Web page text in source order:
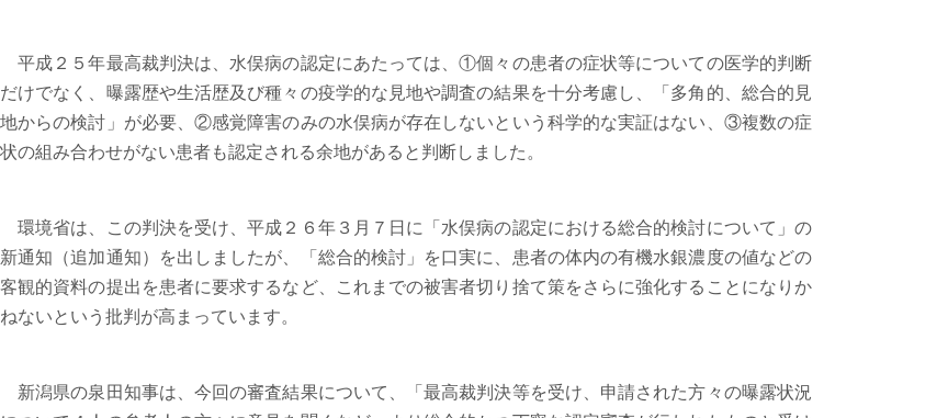
平成２５年最高裁判決は、水俣病の認定にあたっては、①個々の患者の症状等についての医学的判断
だけでなく、曝露歴や生活歴及び種々の疫学的な見地や調査の結果を十分考慮し、「多角的、総合的見
地からの検討」が必要、②感覚障害のみの水俣病が存在しないという科学的な実証はない、③複数の症
状の組み合わせがない患者も認定される余地があると判断しました。
環境省は、この判決を受け、平成２６年３月７日に「水俣病の認定における総合的検討について」の
新通知（追加通知）を出しましたが、「総合的検討」を口実に、患者の体内の有機水銀濃度の値などの
客観的資料の提出を患者に要求するなど、これまでの被害者切り捨て策をさらに強化することになりか
ねないという批判が高まっています。
新潟県の泉田知事は、今回の審査結果について、「最高裁判決等を受け、申請された方々の曝露状況